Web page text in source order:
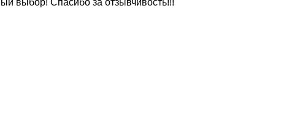
выбор! Спасибо за отзывчивость!!!